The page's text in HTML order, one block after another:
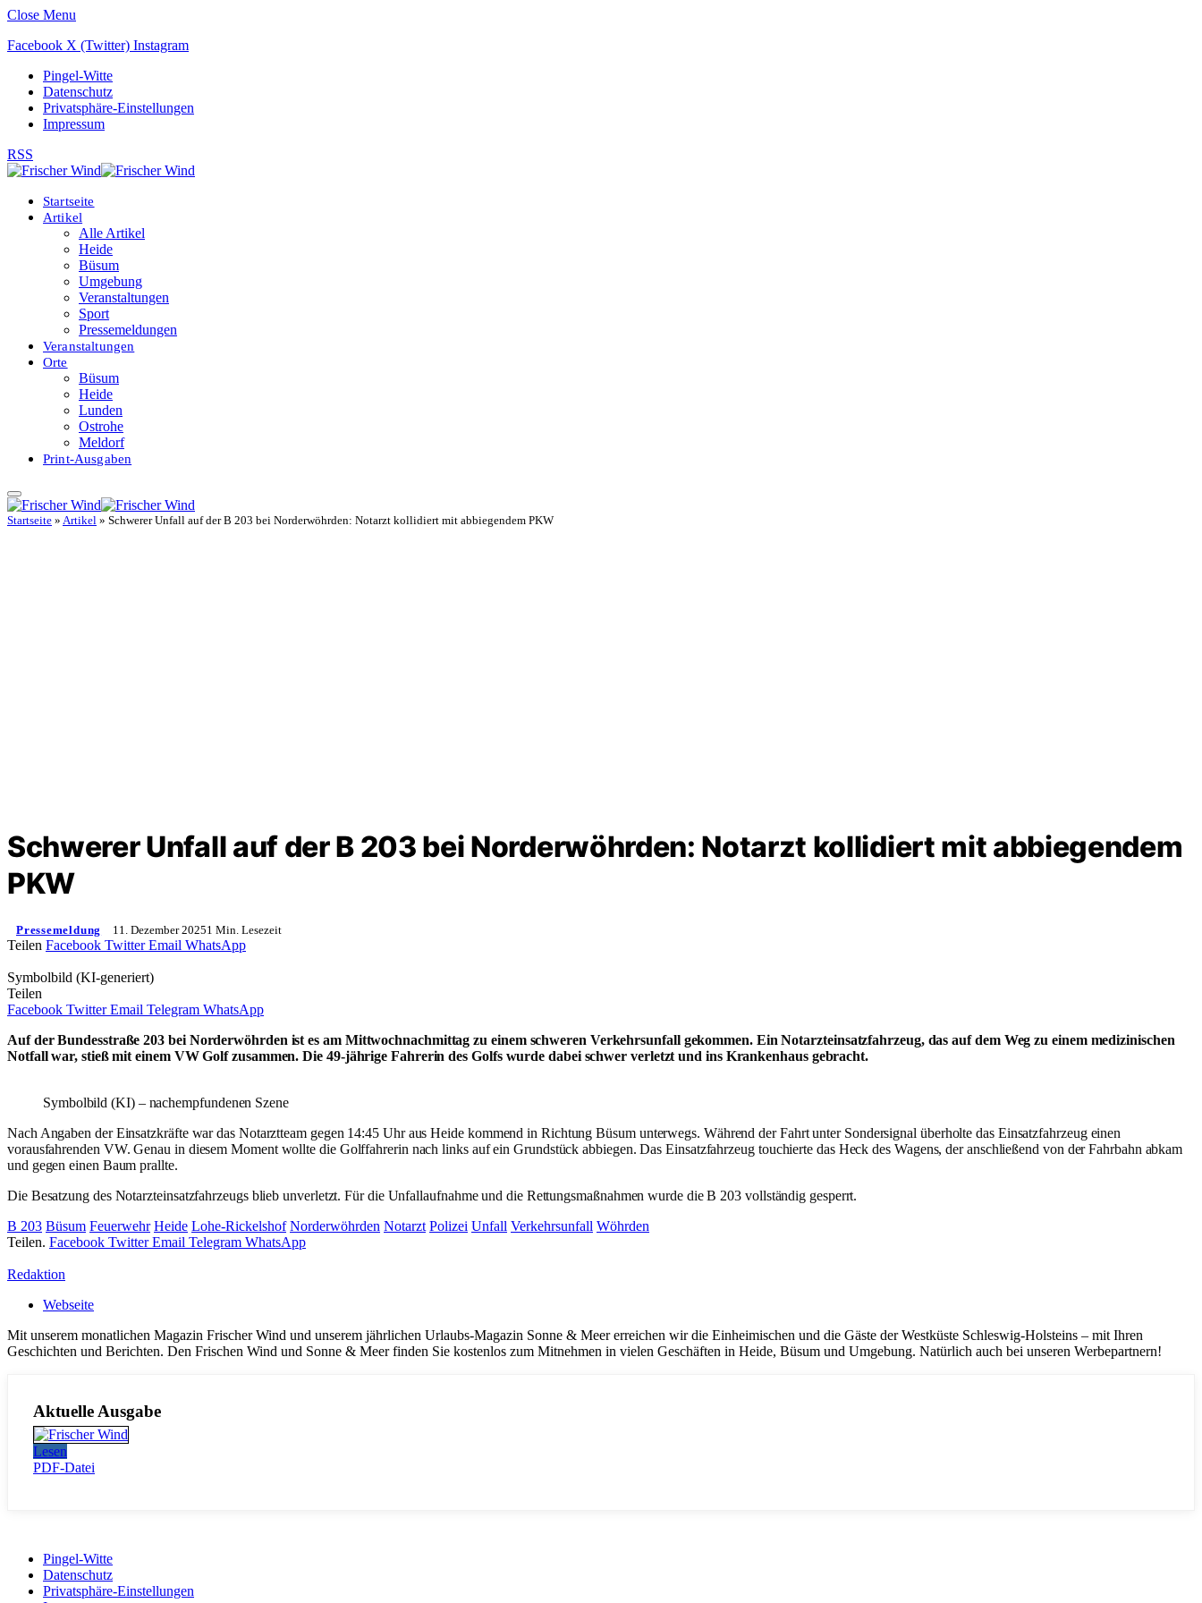
Close Menu
Facebook X (Twitter) Instagram
Pingel-Witte
Datenschutz
Privatsphäre-Einstellungen
Impressum
RSS
Startseite
Artikel
Alle Artikel
Heide
Büsum
Umgebung
Veranstaltungen
Sport
Pressemeldungen
Veranstaltungen
Orte
Büsum
Heide
Lunden
Ostrohe
Meldorf
Print-Ausgaben
Startseite » Artikel » Schwerer Unfall auf der B 203 bei Norderwöhrden: Notarzt kollidiert mit abbiegendem PKW
Schwerer Unfall auf der B 203 bei Norderwöhrden: Notarzt kollidiert mit abbiegendem
PKW
Pressemeldung 11. Dezember 20251 Min. Lesezeit
Teilen Facebook Twitter Email WhatsApp
Symbolbild (KI-generiert)
Teilen
Facebook Twitter Email Telegram WhatsApp
Auf der Bundesstraße 203 bei Norderwöhrden ist es am Mittwochnachmittag zu einem schweren Verkehrsunfall gekommen. Ein Notarzteinsatzfahrzeug, das auf dem Weg zu einem medizinischen
Notfall war, stieß mit einem VW Golf zusammen. Die 49-jährige Fahrerin des Golfs wurde dabei schwer verletzt und ins Krankenhaus gebracht.
Symbolbild (KI) – nachempfundenen Szene
Nach Angaben der Einsatzkräfte war das Notarztteam gegen 14:45 Uhr aus Heide kommend in Richtung Büsum unterwegs. Während der Fahrt unter Sondersignal überholte das Einsatzfahrzeug einen
vorausfahrenden VW. Genau in diesem Moment wollte die Golffahrerin nach links auf ein Grundstück abbiegen. Das Einsatzfahrzeug touchierte das Heck des Wagens, der anschließend von der Fahrbahn abkam
und gegen einen Baum prallte.
Die Besatzung des Notarzteinsatzfahrzeugs blieb unverletzt. Für die Unfallaufnahme und die Rettungsmaßnahmen wurde die B 203 vollständig gesperrt.
B 203 Büsum Feuerwehr Heide Lohe-Rickelshof Norderwöhrden Notarzt Polizei Unfall Verkehrsunfall Wöhrden
Teilen. Facebook Twitter Email Telegram WhatsApp
Redaktion
Webseite
Mit unserem monatlichen Magazin Frischer Wind und unserem jährlichen Urlaubs-Magazin Sonne & Meer erreichen wir die Einheimischen und die Gäste der Westküste Schleswig-Holsteins – mit Ihren
Geschichten und Berichten. Den Frischen Wind und Sonne & Meer finden Sie kostenlos zum Mitnehmen in vielen Geschäften in Heide, Büsum und Umgebung. Natürlich auch bei unseren Werbepartnern!
Aktuelle Ausgabe
Lesen
PDF-Datei
Pingel-Witte
Datenschutz
Privatsphäre-Einstellungen